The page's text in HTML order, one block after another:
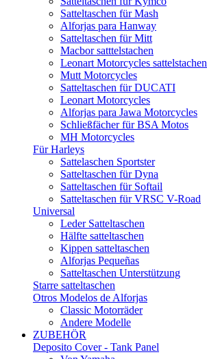
Satteltaschen für Mash
Alforjas para Hanway
Satteltaschen für Mitt
Macbor satttelstachen
Leonart Motorcycles sattelstachen
Mutt Motorcycles
Satteltaschen für DUCATI
Leonart Motorcycles
Alforjas para Jawa Motorcycles
Schließfächer für BSA Motos
MH Motorcycles
Für Harleys
Sattelaschen Sportster
Satteltaschen für Dyna
Satteltaschen für Softail
Satteltaschen für VRSC V-Road
Universal
Leder Satteltaschen
Hälfte satteltaschen
Kippen satteltaschen
Alforjas Pequeñas
Satteltaschen Unterstützung
Starre satteltaschen
Otros Modelos de Alforjas
Classic Motorräder
Andere Modelle
ZUBEHÖR
Deposito Cover - Tank Panel